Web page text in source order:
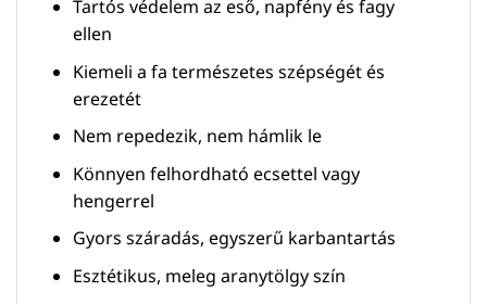
Tartós védelem az eső, napfény és fagy
ellen
Kiemeli a fa természetes szépségét és
erezetét
Nem repedezik, nem hámlik le
Könnyen felhordható ecsettel vagy
hengerrel
Gyors száradás, egyszerű karbantartás
Esztétikus, meleg aranytölgy szín